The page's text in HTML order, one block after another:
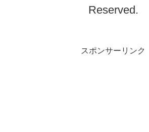
Reserved.
スポンサーリンク